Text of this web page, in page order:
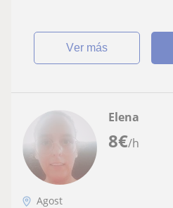
ver más
8€/h
Elena
Agost